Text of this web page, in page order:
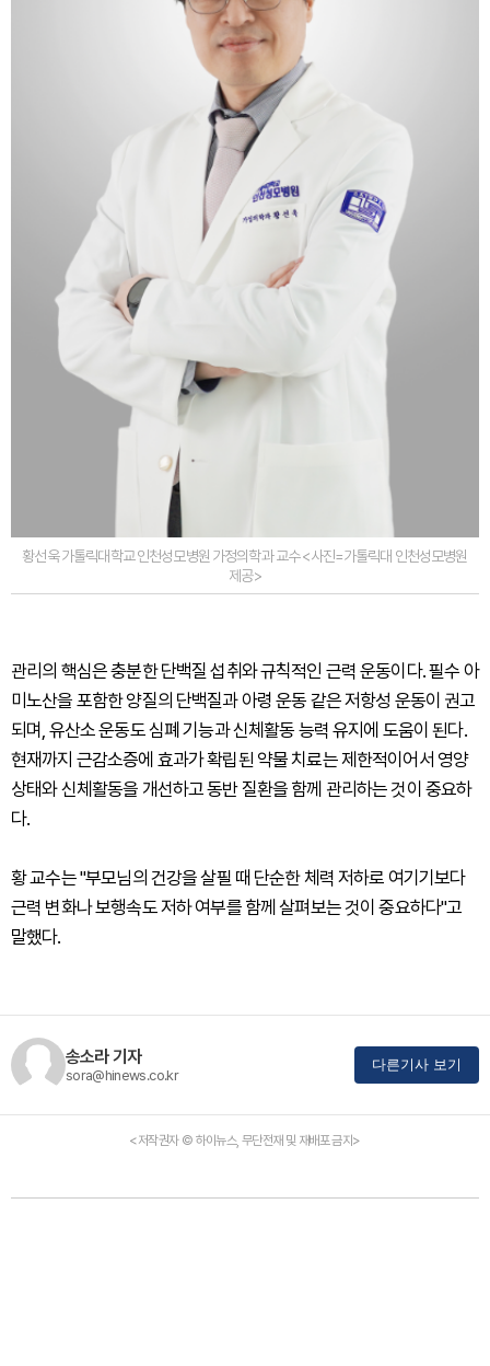
황선욱 가톨릭대학교 인천성모병원 가정의학과 교수 <사진=가톨릭대 인천성모병원
제공>
관리의 핵심은 충분한 단백질 섭취와 규칙적인 근력 운동이다. 필수 아
미노산을 포함한 양질의 단백질과 아령 운동 같은 저항성 운동이 권고
되며, 유산소 운동도 심폐 기능과 신체활동 능력 유지에 도움이 된다.
현재까지 근감소증에 효과가 확립된 약물 치료는 제한적이어서 영양
상태와 신체활동을 개선하고 동반 질환을 함께 관리하는 것이 중요하
다.
황 교수는 "부모님의 건강을 살필 때 단순한 체력 저하로 여기기보다
근력 변화나 보행속도 저하 여부를 함께 살펴보는 것이 중요하다"고
말했다.
송소라 기자
sora@hinews.co.kr
다른기사 보기
<저작권자 © 하이뉴스, 무단전재 및 재배포 금지>